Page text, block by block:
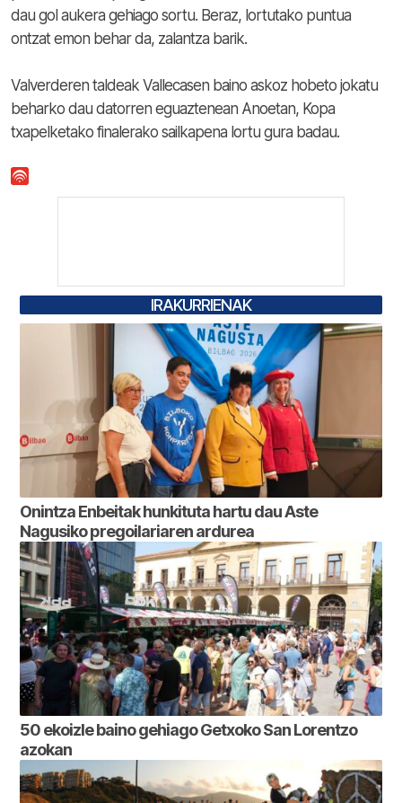
dau gol aukera gehiago sortu. Beraz, lortutako puntua
ontzat emon behar da, zalantza barik.
Valverderen taldeak Vallecasen baino askoz hobeto jokatu
beharko dau datorren eguaztenean Anoetan, Kopa
txapelketako finalerako sailkapena lortu gura badau.
IRAKURRIENAK
Onintza Enbeitak hunkituta hartu dau Aste
Nagusiko pregoilariaren ardurea
50 ekoizle baino gehiago Getxoko San Lorentzo
azokan